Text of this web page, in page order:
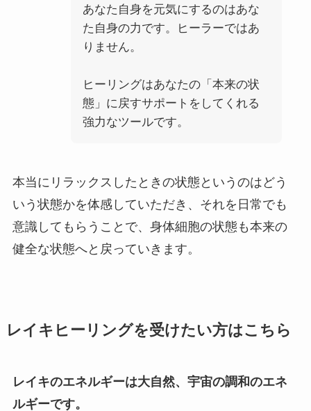
あなた自身を元気にするのはあな
た自身の力です。ヒーラーではあ
りません。
ヒーリングはあなたの「本来の状
態」に戻すサポートをしてくれる
強力なツールです。
本当にリラックスしたときの状態というのはどう
いう状態かを体感していただき、それを日常でも
意識してもらうことで、身体細胞の状態も本来の
健全な状態へと戻っていきます。
レイキヒーリングを受けたい方はこちら
レイキのエネルギーは大自然、宇宙の調和のエネ
ルギーです。